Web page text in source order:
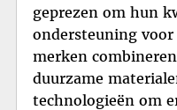
geprezen om hun
ondersteuning voor
merken
duurzame
technologieën om